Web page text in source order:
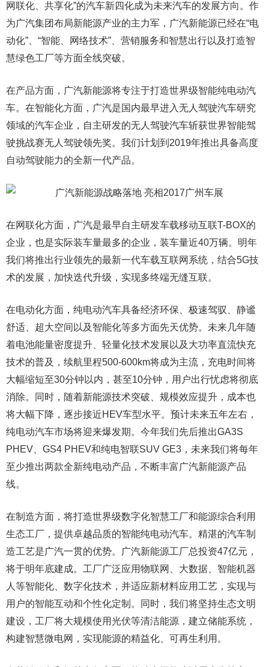
网联化、共享化”的汽车新四化成为未来汽车的发展方向。作
为广汽集团布局新能源产业的主力军，广汽新能源已经在“电
动化”、“智能、网络技术”、营销服务和智慧出行以及打造智
慧绿色工厂等方面全线突破。
在产品方面，广汽新能源将专注于打造世界级智能纯电动汽
车。在智能化方面，广汽是国内最早进入无人驾驶汽车研究
领域的汽车企业，自主研发的无人驾驶汽车斩获世界智能驾
驶挑战赛无人驾驶领先奖。我们计划到2019年推出具备高度
自动驾驶能力的全新一代产品。
在网联化方面，广汽是最早自主研发车载移动互联T-BOX的
企业，也是实际装车量最多的企业，装车量近40万辆。明年
我们将推出行业领先的最新一代车载互联网系统，结合5G技
术的发展，加快迭代升级，实现多终端无缝互联。
在电动化方面，纯电动汽车具备经济环保、极速驾驭、静谧
舒适、超大空间以及智能化等多方面先天优势。未来几年随
着电池能量密度提升、轻量化技术发展以及大功率直流快充
技术的普及，续航里程500-600km将成为主流，充电时间将
大幅缩短至30分钟以内，甚至10分钟，用户出行忧虑将彻底
消除。同时，随着新能源技术突破、规模效应提升，成本也
将大幅下降，逐步接近HEV车型水平。预计未来五年左右，
纯电动汽车市场将迎来爆发期。今年我们先后推出GA3S
PHEV、GS4 PHEV和纯电智联SUV GE3，未来我们将每年
至少推出两款全新纯电动产品，不断丰富广汽新能源产品
线。
在制造方面，将打造世界级数字化智慧工厂和能源综合利用
生态工厂，提供卓越品质的智能纯电动汽车。精湛的汽车制
造工艺是广汽一贯的优势。广汽新能源工厂总投资47亿元，
将于明年底建成。工厂广泛应用物联网、大数据、智能机器
人等智能化、数字化技术，并适应新材料应用工艺，实现与
用户的智能互动和个性化定制。同时，我们将坚持生态文明
建设，工厂将大规模使用光伏等清洁能源，建立储能系统，
构建智慧微电网，实现能源的精益化、可再生利用。